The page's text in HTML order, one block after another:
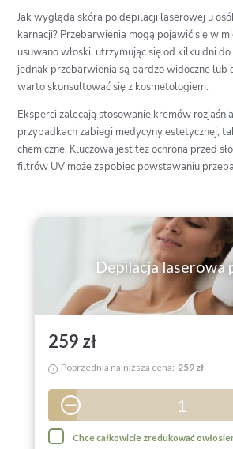
Jak wygląda skóra po depilacji laserowej u
karnacji? Przebarwienia mogą pojawić się w
usuwano włoski, utrzymując się od kilku dni
jednak przebarwienia są bardzo widoczne lub
warto skonsultować się z kosmetologiem.
Eksperci zalecają stosowanie kremów
przypadkach zabiegi medycyny estetycznej,
chemiczne. Kluczowa jest też ochrona przed
filtrów UV może zapobiec powstawaniu
Depilacja laserowa
259 zł
i Poprzednia najniższa cena: 259 zł
1
2
Chce całkowicie zredukować